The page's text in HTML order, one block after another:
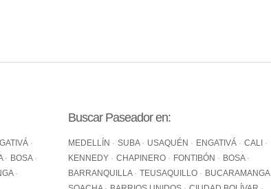
BOSA
Buscar Paseador en:
MEDELLÍN SUBA USAQUÉN ENGATIVÁ
CALI
KENNEDY
CHAPINERO FONTIBÓN
BOSA
BARRANQUILLA
TEUSAQUILLO
BUCARAMANGA